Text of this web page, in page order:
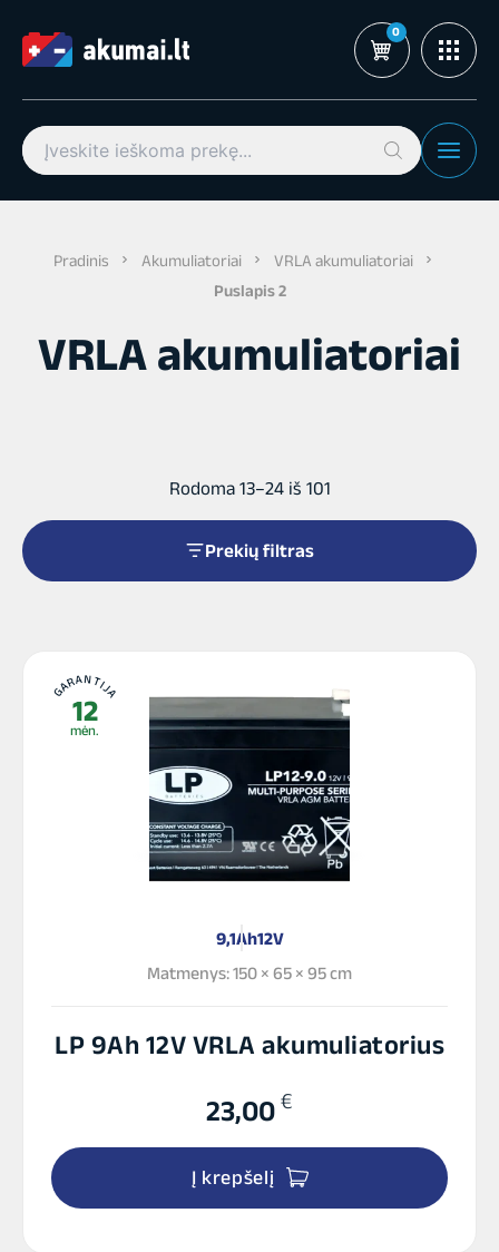
prie
turinio
Search
for:
Pradinis Akumuliatoriai
VRLA akumuliatoriai
Puslapis 2
VRLA akumuliatoriai
Rodoma 13–24 iš 101Rūšiuojama
populiarumą
Prekių filtras
GARANTIJA
12
mėn.
9,1Ah12V
Matmenys: 150 × 65 × 95 cm
LP 9Ah 12V VRLA akumuliatorius
23,00 €
Į krepšelį